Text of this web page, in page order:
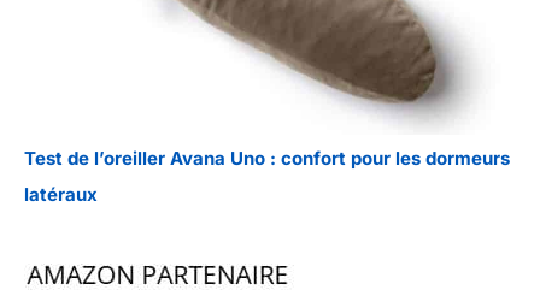
Test de l’oreiller Avana Uno : confort pour les dormeurs
latéraux